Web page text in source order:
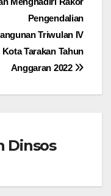
Pengendalian
Triwulan IV
Kota Tarakan Tahun
Anggaran 2022
Dinsos